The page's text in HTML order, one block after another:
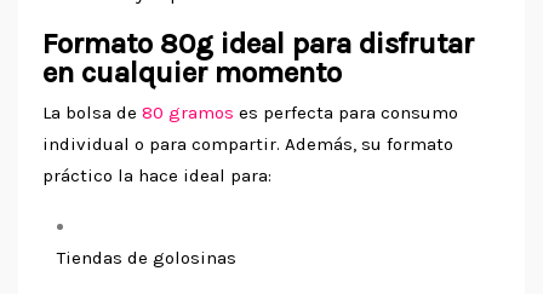
Formato 80g ideal para disfrutar
en cualquier momento
La bolsa de 80 gramos es perfecta para consumo
individual o para compartir. Además, su formato
práctico la hace ideal para:
Tiendas de golosinas